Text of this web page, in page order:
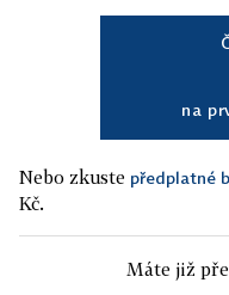
na
Nebo zkuste předplatné
Kč.
Máte již